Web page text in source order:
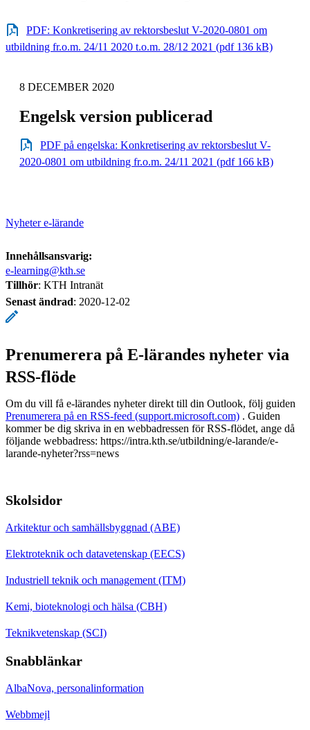
PDF: Konkretisering av rektorsbeslut V-2020-0801 om
utbildning fr.o.m. 24/11 2020 t.o.m. 28/12 2021 (pdf 136 kB)
8 DECEMBER 2020
Engelsk version publicerad
PDF på engelska: Konkretisering av rektorsbeslut V-
2020-0801 om utbildning fr.o.m. 24/11 2021 (pdf 166 kB)
Nyheter e-lärande
Innehållsansvarig:
e-learning@kth.se
Tillhör: KTH Intranät
Senast ändrad: 2020-12-02
Prenumerera på E-lärandes nyheter via
RSS-flöde
Om du vill få e-lärandes nyheter direkt till din Outlook, följ guiden
Prenumerera på en RSS-feed (support.microsoft.com) . Guiden
kommer be dig skriva in en webbadressen för RSS-flödet, ange då
följande webbadress: https://intra.kth.se/utbildning/e-larande/e-
larande-nyheter?rss=news
Skolsidor
Arkitektur och samhällsbyggnad (ABE)
Elektroteknik och datavetenskap (EECS)
Industriell teknik och management (ITM)
Kemi, bioteknologi och hälsa (CBH)
Teknikvetenskap (SCI)
Snabblänkar
AlbaNova, personalinformation
Webbmejl